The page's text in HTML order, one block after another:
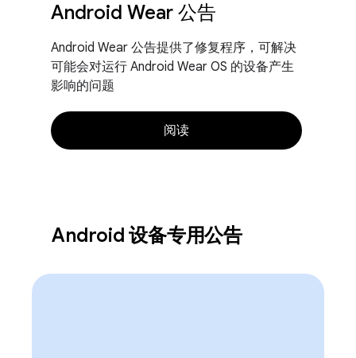
Android Wear 公告
Android Wear 公告提供了修复程序，可解决
可能会对运行 Android Wear OS 的设备产生
影响的问题
阅读
Android 设备专用公告